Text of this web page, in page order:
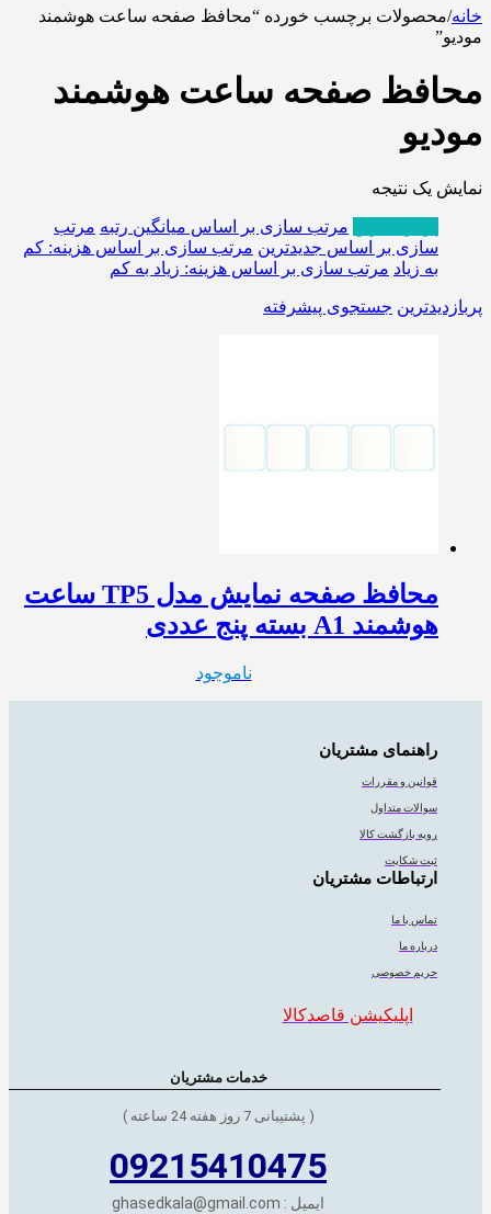
خانه/محصولات برچسب خورده “محافظ صفحه ساعت هوشمند
مودیو”
محافظ صفحه ساعت هوشمند
مودیو
نمایش یک نتیجه
مرتب سازی بر اساس میانگین رتبه مرتب
سازی بر اساس جدیدترین مرتب سازی بر اساس هزینه: کم
به زیاد مرتب سازی بر اساس هزینه: زیاد به کم
پربازدیدترین جستجوی پیشرفته
محافظ صفحه نمایش مدل TP5 ساعت
هوشمند A1 بسته پنج عددی
ناموجود
راهنمای مشتریان
قوانین و مقررات
سوالات متداول
رویه بازگشت کالا
ثبت شکایت
ارتباطات مشتریان
تماس با ما
درباره ما
حریم خصوصی
اپلیکیشن قاصدکالا
خدمات مشتریان
( پشتیبانی 7 روز هفته 24 ساعته )
09215410475
ایمیل : ghasedkala@gmail.com